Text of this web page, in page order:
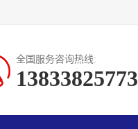
全国服务咨询热线:
13833825773